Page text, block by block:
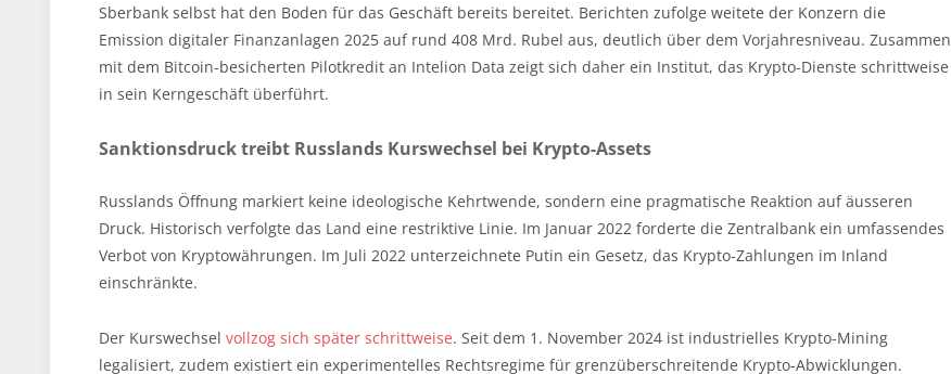
Sberbank selbst hat den Boden für das Geschäft bereits bereitet. Berichten zufolge weitete der Konzern die
Emission digitaler Finanzanlagen 2025 auf rund 408 Mrd. Rubel aus, deutlich über dem Vorjahresniveau. Zusammen
mit dem Bitcoin-besicherten Pilotkredit an Intelion Data zeigt sich daher ein Institut, das Krypto-Dienste schrittweise
in sein Kerngeschäft überführt.
Sanktionsdruck treibt Russlands Kurswechsel bei Krypto-Assets
Russlands Öffnung markiert keine ideologische Kehrtwende, sondern eine pragmatische Reaktion auf äusseren
Druck. Historisch verfolgte das Land eine restriktive Linie. Im Januar 2022 forderte die Zentralbank ein umfassendes
Verbot von Kryptowährungen. Im Juli 2022 unterzeichnete Putin ein Gesetz, das Krypto-Zahlungen im Inland
einschränkte.
Der Kurswechsel vollzog sich später schrittweise. Seit dem 1. November 2024 ist industrielles Krypto-Mining
legalisiert, zudem existiert ein experimentelles Rechtsregime für grenzüberschreitende Krypto-Abwicklungen.